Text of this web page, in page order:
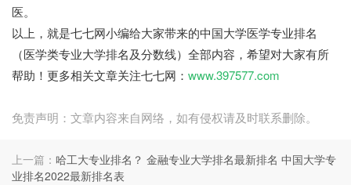
医。
以上，就是七七网小编给大家带来的中国大学医学专业排名
（医学类专业大学排名及分数线）全部内容，希望对大家有所
帮助！更多相关文章关注七七网： www.397577.com
免责声明：文章内容来自网络，如有侵权请及时联系删除。
上一篇： 哈工大专业排名？ 金融专业大学排名最新排名 中国大学专
业排名2022最新排名表